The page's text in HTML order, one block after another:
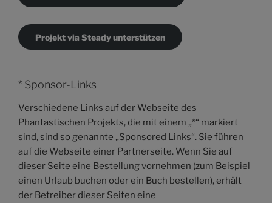
Projekt via Steady unterstützen
* Sponsor-Links
Verschiedene Links auf der Webseite des
Phantastischen Projekts, die mit einem „*“ markiert
sind, sind so genannte „Sponsored Links“. Sie führen
auf die Webseite einer Partnerseite. Wenn Sie auf
dieser Seite eine Bestellung vornehmen (zum Beispiel
einen Urlaub buchen oder ein Buch bestellen), erhält
der Betreiber dieser Seiten eine